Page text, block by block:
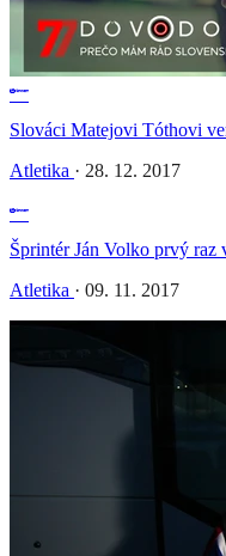
Slováci Matejovi Tóthovi
Atletika · 28. 12. 2017
Šprintér Ján Volko prvý
Atletika · 09. 11. 2017